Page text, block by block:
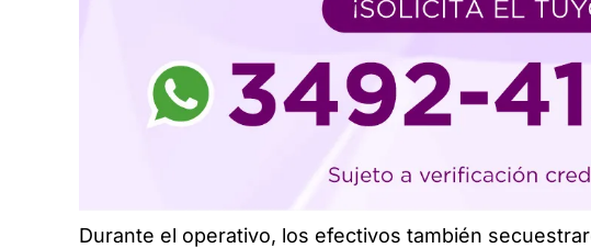
Durante el operativo, los efectivos también